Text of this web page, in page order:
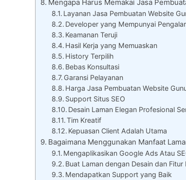
Mengapa Harus Memakai Jasa
Layanan Jasa Pembuatan Website
Developer yang Mempunyai
Keamanan Teruji
Hasil Kerja yang Memuaskan
History Terpilih
Bebas Konsultasi
Garansi Pelayanan
Harga Jasa Pembuatan Website
Support Situs SEO
Desain Laman Elegan Profesional
Tim Kreatif
Kepuasan Client Adalah Utama
Bagaimana Menggunakan Manfaat
Mengaplikasikan Google Ads Atau
Buat Laman dengan Desain dan Fitur
Mendapatkan Support yang Baik